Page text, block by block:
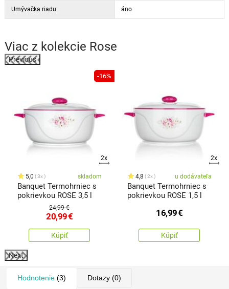
Umývačka riadu: áno
Viac z kolekcie Rose
Previous
-16%
2x
5,0 3x skladom
Banquet Termohrniec s
pokrievkou ROSE 3,5 l
24,99 €
20,99€
Kúpiť
2x
4,8 2x u dodávateľa
Banquet Termohrniec s
pokrievkou ROSE 1,5 l
16,99€
Kúpiť
Next
Hodnotenie(3) Dotazy(0)